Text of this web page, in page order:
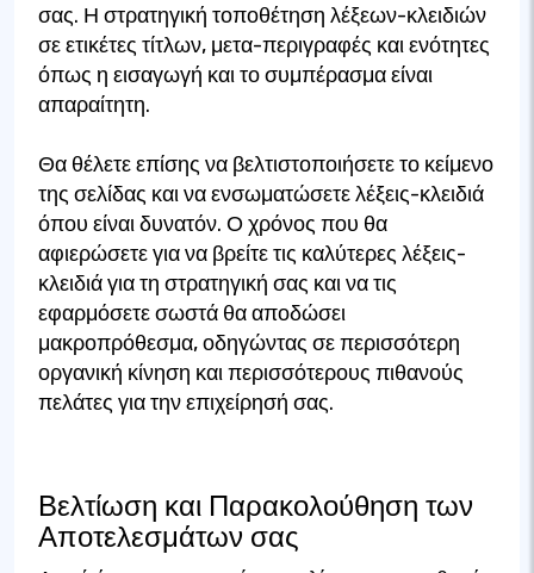
σας. Η στρατηγική τοποθέτηση λέξεων-κλειδιών
σε ετικέτες τίτλων, μετα-περιγραφές και ενότητες
όπως η εισαγωγή και το συμπέρασμα είναι
απαραίτητη.
Θα θέλετε επίσης να βελτιστοποιήσετε το κείμενο
της σελίδας και να ενσωματώσετε λέξεις-κλειδιά
όπου είναι δυνατόν. Ο χρόνος που θα
αφιερώσετε για να βρείτε τις καλύτερες λέξεις-
κλειδιά για τη στρατηγική σας και να τις
εφαρμόσετε σωστά θα αποδώσει
μακροπρόθεσμα, οδηγώντας σε περισσότερη
οργανική κίνηση και περισσότερους πιθανούς
πελάτες για την επιχείρησή σας.
Βελτίωση και Παρακολούθηση των
Αποτελεσμάτων σας